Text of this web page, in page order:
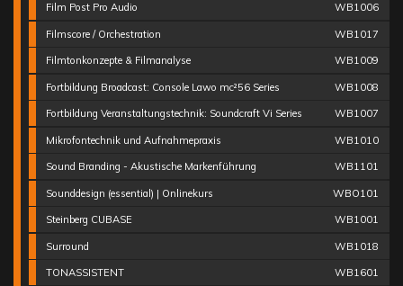
Film Post Pro Audio WB1006
Filmscore / Orchestration WB1017
Filmtonkonzepte & Filmanalyse WB1009
Fortbildung Broadcast: Console Lawo mc²56 Series WB1008
Fortbildung Veranstaltungstechnik: Soundcraft Vi Series WB1007
Mikrofontechnik und Aufnahmepraxis WB1010
Sound Branding - Akustische Markenführung WB1101
Sounddesign (essential) | Onlinekurs WBO101
Steinberg CUBASE WB1001
Surround WB1018
TONASSISTENT WB1601